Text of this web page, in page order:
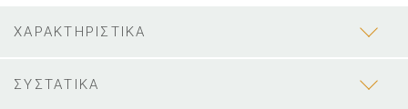
ΧΑΡΑΚΤΗΡΙΣΤΙΚΑ
ΣΥΣΤΑΤΙΚΑ